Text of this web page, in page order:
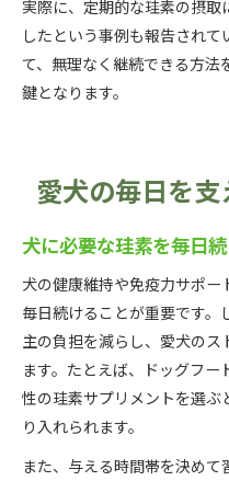
実際に、定期的な珪素の摂取
したという事例も報告され
て、無理なく継続できる方法
鍵となります。
愛犬の毎日を
犬に必要な珪素を毎日
犬の健康維持や免疫力サポ
毎日続けることが重要です
主の負担を減らし、愛犬のス
ます。たとえば、ドッグフ
性の珪素サプリメントを選
り入れられます。
また、与える時間帯を決め